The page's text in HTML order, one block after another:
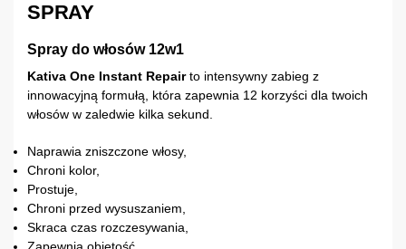
SPRAY
Spray do włosów 12w1
Kativa One Instant Repairto intensywny zabieg z
innowacyjną formułą, która zapewnia 12 korzyści dla twoich
włosów w zaledwie kilka sekund.
Naprawia zniszczone włosy,
Chroni kolor,
Prostuje,
Chroni przed wysuszaniem,
Skraca czas rozczesywania,